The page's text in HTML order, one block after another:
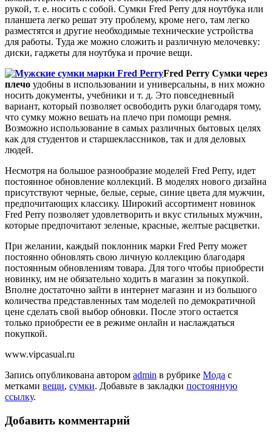
рукой, т. е. носить с собой. Сумки Fred Perry для ноутбука или
планшета легко решат эту проблему, кроме него, там легко
разместятся и другие необходимые технические устройства
для работы. Туда же можно сложить и различную мелочевку:
диски, гаджеты для ноутбука и прочие вещи.
Fred Perry Сумки через
плечо удобны в использовании и универсальны, в них можно
носить документы, учебники и т. д. Это повседневный
вариант, который позволяет освободить руки благодаря тому,
что сумку можно вешать на плечо при помощи ремня.
Возможно использование в самых различных бытовых целях
как для студентов и старшеклассников, так и для деловых
людей.
Несмотря на большое разнообразие моделей Fred Perry, идет
постоянное обновление коллекций. В моделях нового дизайна
присутствуют черные, белые, серые, синие цвета для мужчин,
предпочитающих классику. Широкий ассортимент новинок
Fred Perry позволяет удовлетворить и вкус стильных мужчин,
которые предпочитают зеленые, красные, желтые расцветки.
При желании, каждый поклонник марки Fred Perry может
постоянно обновлять свою личную коллекцию благодаря
постоянным обновлениям товара. Для того чтобы приобрести
новинку, им не обязательно ходить в магазин за покупкой.
Вполне достаточно зайти в интернет магазин и из большого
количества представленных там моделей по демократичной
цене сделать свой выбор обновки. После этого остается
только приобрести ее в режиме онлайн и наслаждаться
покупкой.
www.vipcasual.ru
Запись опубликована автором admin в рубрике Мода с
метками вещи, сумки. Добавьте в закладки постоянную
ссылку.
Добавить комментарий